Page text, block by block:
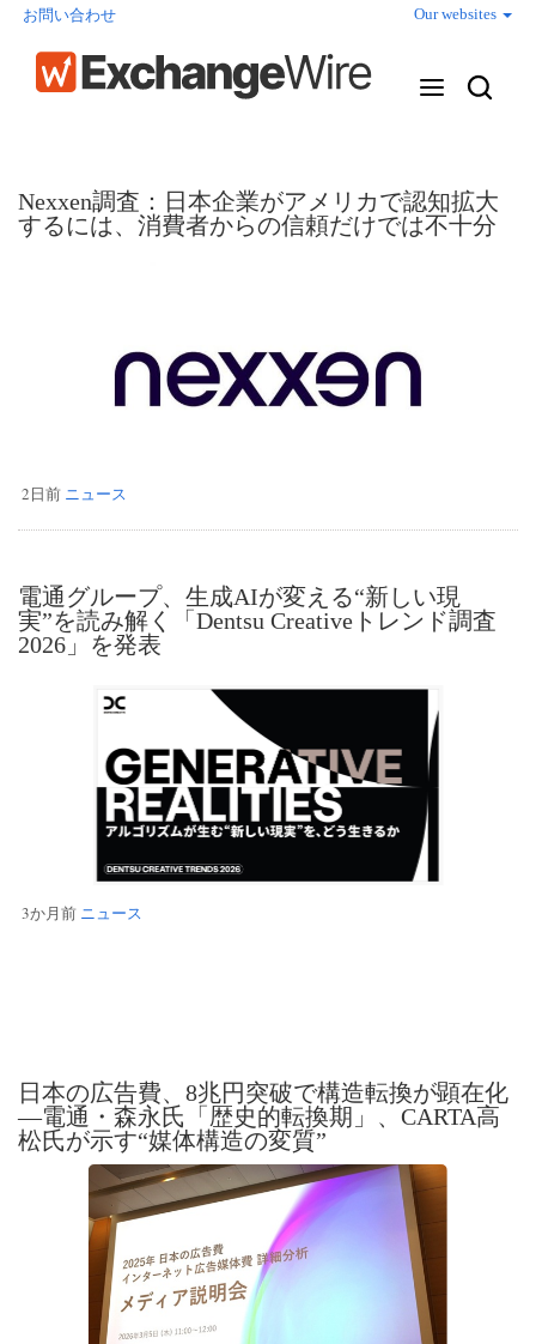
お問い合わせ Our websites
2日前 ニュース
Nexxen調査：日本企業がアメリカで認知拡大
するには、消費者からの信頼だけでは不十分
3か月前 ニュース
電通グループ、生成AIが変える“新しい現
実”を読み解く「Dentsu Creativeトレンド調査
2026」を発表
日本の広告費、8兆円突破で構造転換が顕在化
—電通・森永氏「歴史的転換期」、CARTA高
松氏が示す“媒体構造の変質”